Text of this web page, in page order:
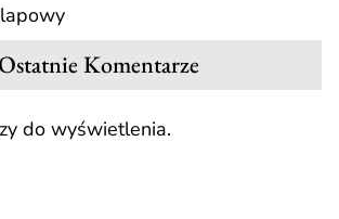
Ostatnie Komentarze
do wyświetlenia.